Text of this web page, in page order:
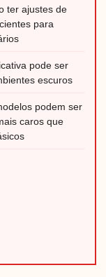
ter ajustes de
para
pode ser
escuros
podem ser
caros que